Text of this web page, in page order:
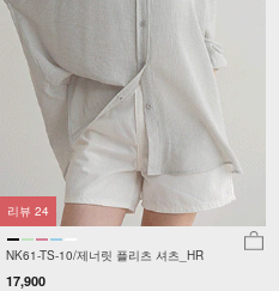
NK61-TS-10/제너릿 플리츠 셔츠_HR
17,900
리뷰 24